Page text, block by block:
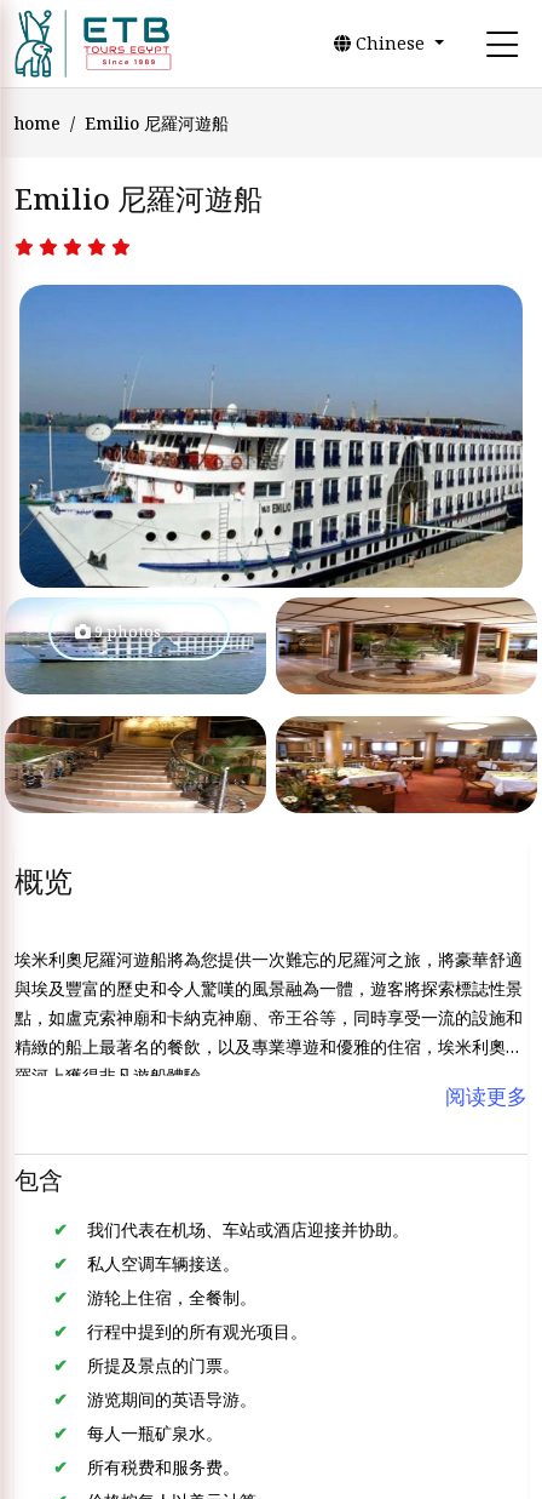
Chinese
home Emilio 尼羅河遊船
Emilio 尼羅河遊船
9 photos
概览
埃米利奧尼羅河遊船將為您提供一次難忘的尼羅河之旅，將豪華舒適
與埃及豐富的歷史和令人驚嘆的風景融為一體，遊客將探索標誌性景
點，如盧克索神廟和卡納克神廟、帝王谷等，同時享受一流的設施和
精緻的船上最著名的餐飲，以及專業導遊和優雅的住宿，埃米利奧尼
羅河上獲得非凡遊船體驗。
阅读更多
包含
我们代表在机场、车站或酒店迎接并协助。
私人空调车辆接送。
游轮上住宿，全餐制。
行程中提到的所有观光项目。
所提及景点的门票。
游览期间的英语导游。
每人一瓶矿泉水。
所有税费和服务费。